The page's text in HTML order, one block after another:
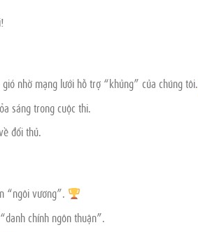
nhờ mạng lưới hỗ trợ “khủng” của chúng tôi.
sáng trong cuộc thi.
đối thủ.
“ngôi vương”.
chính ngôn thuận”.